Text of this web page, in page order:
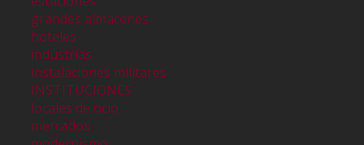
grandes almacenes
hoteles
industrias
instalaciones militares
INSTITUCIONES
locales de ocio
mercados